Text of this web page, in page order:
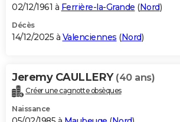
GUIDES D'ACHAT
BONS PLANS
Carte de Noël
Carte Bonne année
Carte Saint-Valentin
Carte Pâques
Carte d'anniversaire
DICTIONNAIRE
Dictionnaire
Biographies
Citations
Expressions
Proverbes
PROGRAMME TV
02/12/1961 à Ferrière-la-Grande (Nord)
Décès
14/12/2025 à Valenciennes (Nord)
Jeremy CAULLERY (40 ans)
Créer une cagnotte obsèques
Naissance